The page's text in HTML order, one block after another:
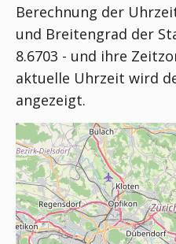
Berechnung der
und Breitengrad der
8.6703 - und ihre
aktuelle Uhrzeit wird
angezeigt.